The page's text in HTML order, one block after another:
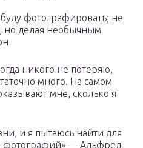
фотографировать; не
но делая необычным
никого не потеряю,
много. На самом
мне, сколько я
и я пытаюсь найти для
фотографий» — Альфред